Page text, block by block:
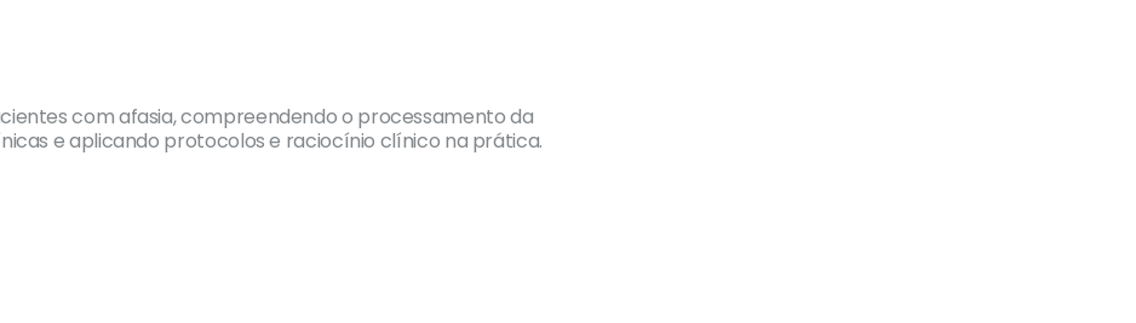
com afasia, compreendendo o processamento da
e aplicando protocolos e raciocínio clínico na prática.